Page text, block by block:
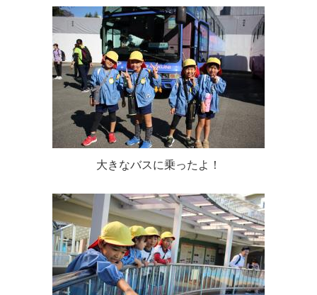
大きなバスに乗ったよ！